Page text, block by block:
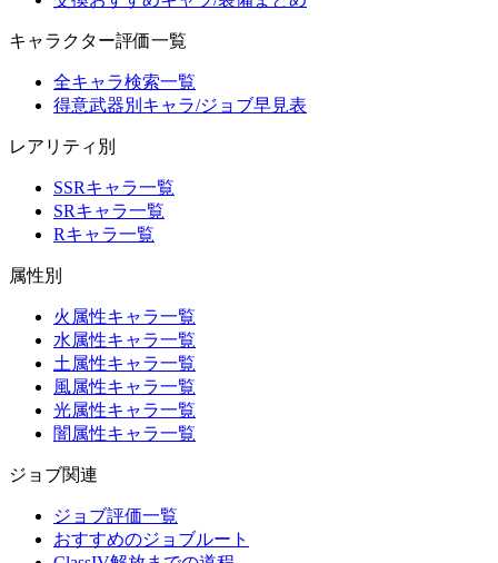
キャラクター評価一覧
全キャラ検索一覧
得意武器別キャラ/ジョブ早見表
レアリティ別
SSRキャラ一覧
SRキャラ一覧
Rキャラ一覧
属性別
火属性キャラ一覧
水属性キャラ一覧
土属性キャラ一覧
風属性キャラ一覧
光属性キャラ一覧
闇属性キャラ一覧
ジョブ関連
ジョブ評価一覧
おすすめのジョブルート